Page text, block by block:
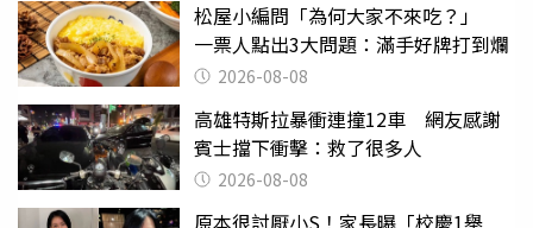
松屋小編問「為何大家不來吃？」
一票人點出3大問題：滿手好牌打到爛
2026-08-08
高雄特斯拉暴衝連撞12車 網友感謝
賓士擋下衝擊：救了很多人
2026-08-08
原本很討厭小S！家長曝「校慶1舉